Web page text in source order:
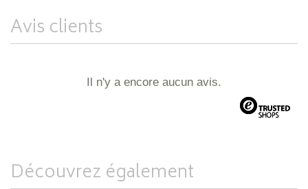
Avis clients
Il n'y a encore aucun avis.
Découvrez également